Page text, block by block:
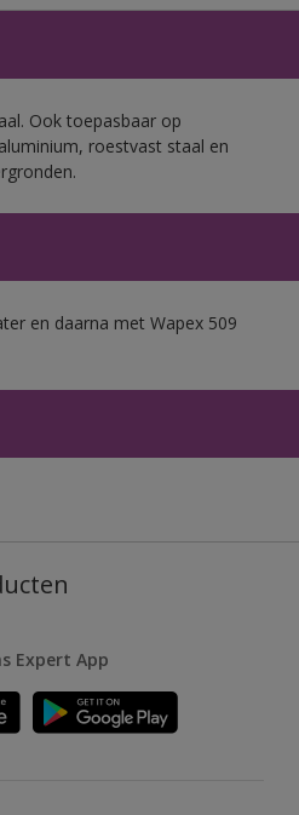
Ook toepasbaar op
roestvast staal en
en daarna met Wapex 509
Expert App